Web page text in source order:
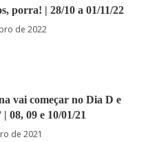
porra! | 28/10 a 01/11/22
de 2022
vai começar no Dia D e
08, 09 e 10/01/21
de 2021